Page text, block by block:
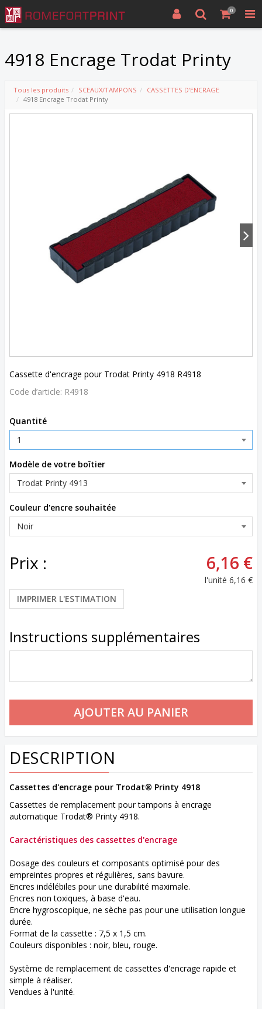
0
4918 Encrage Trodat Printy
Tous les produits SCEAUX/TAMPONS
CASSETTES D'ENCRAGE
4918 Encrage Trodat Printy
Cassette d'encrage pour Trodat Printy 4918 R4918
Code d’article: R4918
Quantité
Modèle de votre boîtier
Couleur d'encre souhaitée
Prix : 6,16 €
l'unité 6,16 €
IMPRIMER L'ESTIMATION
Instructions supplémentaires
DESCRIPTION
Cassettes d'encrage pour Trodat® Printy 4918
Cassettes de remplacement pour tampons à encrage
automatique Trodat® Printy 4918.
Caractéristiques des cassettes d'encrage
Dosage des couleurs et composants optimisé pour des
empreintes propres et régulières, sans bavure.
Encres indélébiles pour une durabilité maximale.
Encres non toxiques, à base d'eau.
Encre hygroscopique, ne sèche pas pour une utilisation longue
durée.
Format de la cassette : 7,5 x 1,5 cm.
Couleurs disponibles : noir, bleu, rouge.
Système de remplacement de cassettes d'encrage rapide et
simple à réaliser.
Vendues à l'unité.